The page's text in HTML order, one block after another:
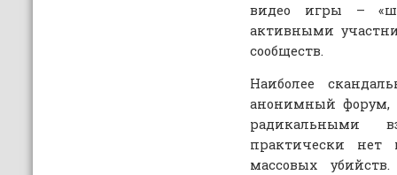
видео игры –
активными
сообществ.
Наиболее
анонимный форум,
радикальными
практически
массовых